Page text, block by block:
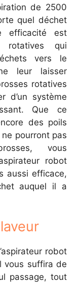
de 2500
quel déchet
efficacité est
rotatives qui
vers le
leur laisser
rotatives
d’un système
Que ce
des poils
ne pourront pas
vous
robot
aussi efficace,
auquel il a
robot
vous suffira de
passage, tout